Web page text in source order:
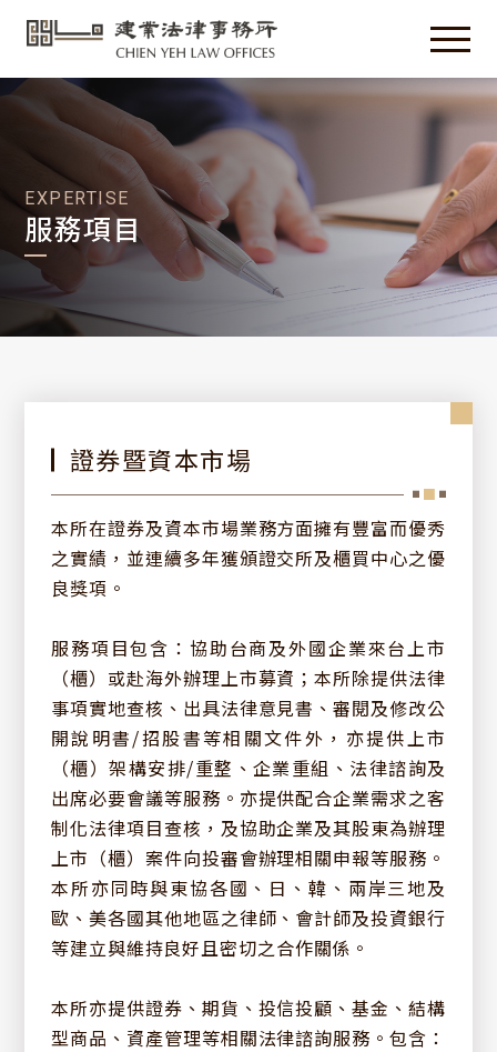
EXPERTISE
服務項目
證券暨資本市場
本所在證券及資本市場業務方面擁有豐富而優秀
之實績，並連續多年獲頒證交所及櫃買中心之優
良獎項。
服務項目包含：協助台商及外國企業來台上市
（櫃）或赴海外辦理上市募資；本所除提供法律
事項實地查核、出具法律意見書、審閱及修改公
開說明書/招股書等相關文件外，亦提供上市
（櫃）架構安排/重整、企業重組、法律諮詢及
出席必要會議等服務。亦提供配合企業需求之客
制化法律項目查核，及協助企業及其股東為辦理
上市（櫃）案件向投審會辦理相關申報等服務。
本所亦同時與東協各國、日、韓、兩岸三地及
歐、美各國其他地區之律師、會計師及投資銀行
等建立與維持良好且密切之合作關係。
本所亦提供證券、期貨、投信投顧、基金、結構
型商品、資產管理等相關法律諮詢服務。包含：